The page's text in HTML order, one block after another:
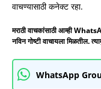
वाचण्यासाठी कनेक्ट रहा.
मराठी वाचकांसाठी आम्ही
नविन गोष्टी वाचायला मिळतील.
WhatsApp